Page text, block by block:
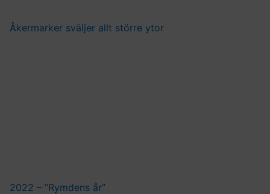
Åkermarker sväljer allt större ytor
2022 – ”Rymdens år”